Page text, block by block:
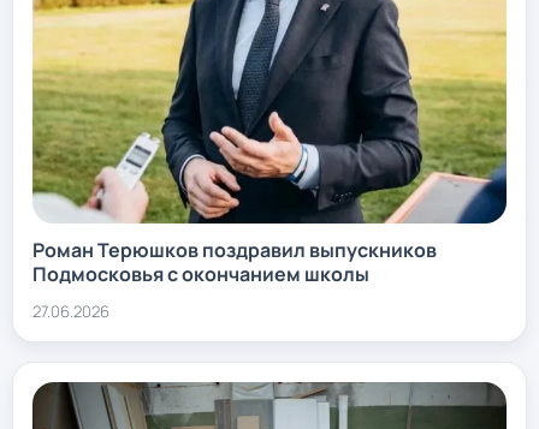
Роман Терюшков поздравил выпускников
Подмосковья с окончанием школы
27.06.2026